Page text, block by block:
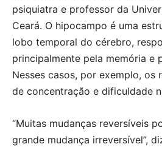
psiquiatra e professor da
Ceará. O hipocampo é uma
lobo temporal do cérebro,
principalmente pela memória e
Nesses casos, por exemplo, os
de concentração e dificuldade
“Muitas mudanças reversíveis
grande mudança irreversível”,